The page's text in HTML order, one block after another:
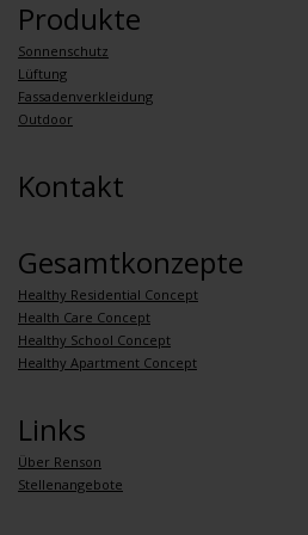
Produkte
Sonnenschutz
Lüftung
Fassadenverkleidung
Outdoor
Kontakt
Gesamtkonzepte
Healthy Residential Concept
Health Care Concept
Healthy School Concept
Healthy Apartment Concept
Links
Über Renson
Stellenangebote